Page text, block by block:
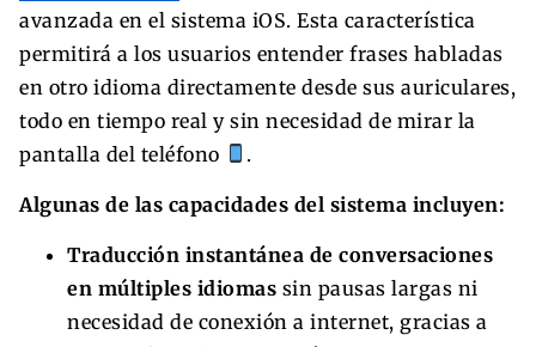
avanzada en el sistema iOS. Esta característica
permitirá a los usuarios entender frases habladas
en otro idioma directamente desde sus auriculares,
todo en tiempo real y sin necesidad de mirar la
pantalla del teléfono
.
Algunas de las capacidades del sistema incluyen:
Traducción instantánea de conversaciones
en múltiples idiomas sin pausas largas ni
necesidad de conexión a internet, gracias a